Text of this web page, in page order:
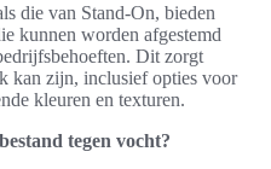
die van Stand-On, bieden
kunnen worden afgestemd
Dit zorgt
kan zijn, inclusief opties voor
kleuren en texturen.
tegen vocht?